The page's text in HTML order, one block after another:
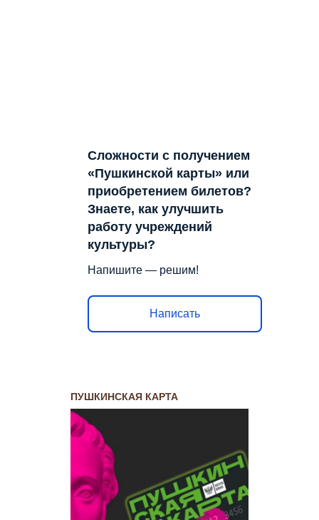
Сложности с получением
«Пушкинской карты» или
приобретением билетов?
Знаете, как улучшить
работу учреждений
культуры?
Напишите — решим!
Написать
ПУШКИНСКАЯ КАРТА